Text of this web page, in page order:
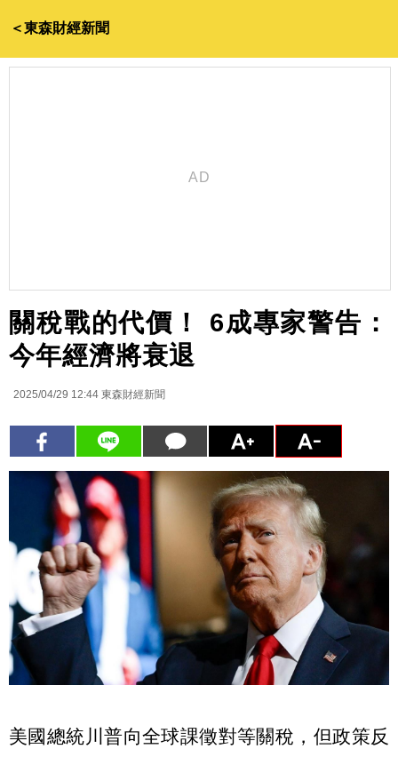
＜東森財經新聞
關稅戰的代價！ 6成專家警告：
今年經濟將衰退
2025/04/29 12:44 東森財經新聞
美國總統川普向全球課徵對等關稅，但政策反